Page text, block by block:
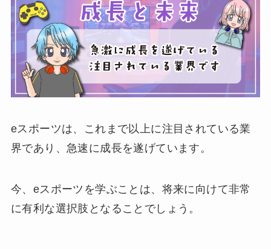
eスポーツは、これまで以上に注目されている業
界であり、急速に成長を遂げています。
今、eスポーツを学ぶことは、将来に向けて非常
に有利な選択肢となることでしょう。